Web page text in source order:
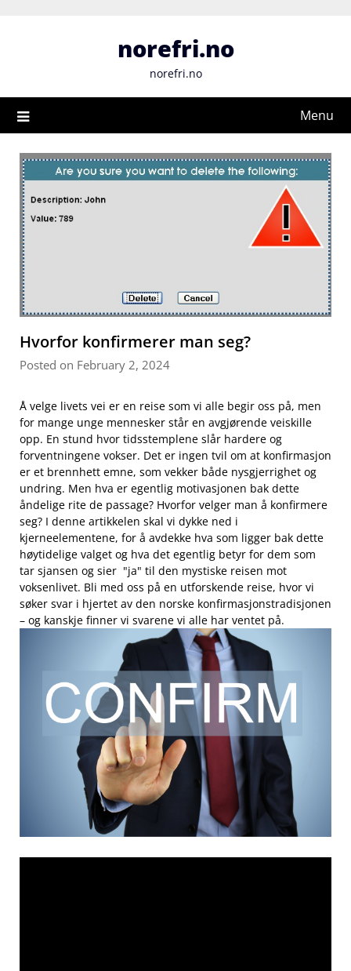
norefri.no
norefri.no
Menu
Hvorfor konfirmerer man seg?
Posted on February 2, 2024
Å velge livets vei er en reise som vi ⁢alle begir ​oss ​på, men
for mange unge mennesker står en avgjørende veiskille
opp. En stund⁢ hvor⁤ tidsstemplene slår hardere og
forventningene vokser. Det ‌er ingen tvil om at konfirmasjon
er et brennhett emne, som vekker både nysgjerrighet og
undring. Men hva er egentlig motivasjonen bak ⁢dette​
åndelige ‍rite de ​passage? Hvorfor ​velger man å konfirmere
seg? I denne artikkelen skal vi dykke ned i
kjerneelementene, for å avdekke hva⁢ som‍ ligger bak dette
‍høytidelige ⁢valget og hva det egentlig ​betyr for⁣ dem som
tar sjansen og sier ‌ "ja" til den‍ mystiske reisen ⁤mot
voksenlivet.⁣ Bli med oss på en utforskende reise, ⁣hvor vi⁣
søker svar i hjertet av den norske ‌konfirmasjonstradisjonen
– og‍ kanskje finner vi⁢ svarene vi alle ‌har ventet på.